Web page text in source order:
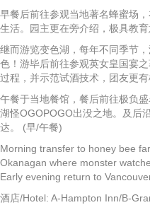
早餐后前往参观当地著名蜂蜜场
生活。园主更在旁介绍，极具教育
继而游览变色湖，每年不同季节
色！游毕后前往参观英女皇国宴
过程，并示范试酒技术，团友更有
午餐于当地餐馆，餐后前往极负
湖怪OGOPOGO出没之地。及后
达。 (早/午餐)
Morning transfer to honey bee
Okanagan where monster
Early evening return to
酒店/Hotel: A-Hampton Inn/B-